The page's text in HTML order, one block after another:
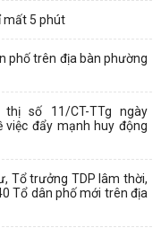
mất 5 phút
phố trên địa bàn phường
thị số 11/CT-TTg ngày
đẩy mạnh huy động
Tổ trưởng TDP lâm thời,
Tổ dân phố mới trên địa